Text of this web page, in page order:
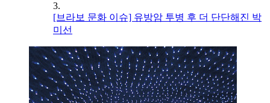
3.
[브라보 문화 이슈] 유방암 투병 후 더 단단해진 박
미선